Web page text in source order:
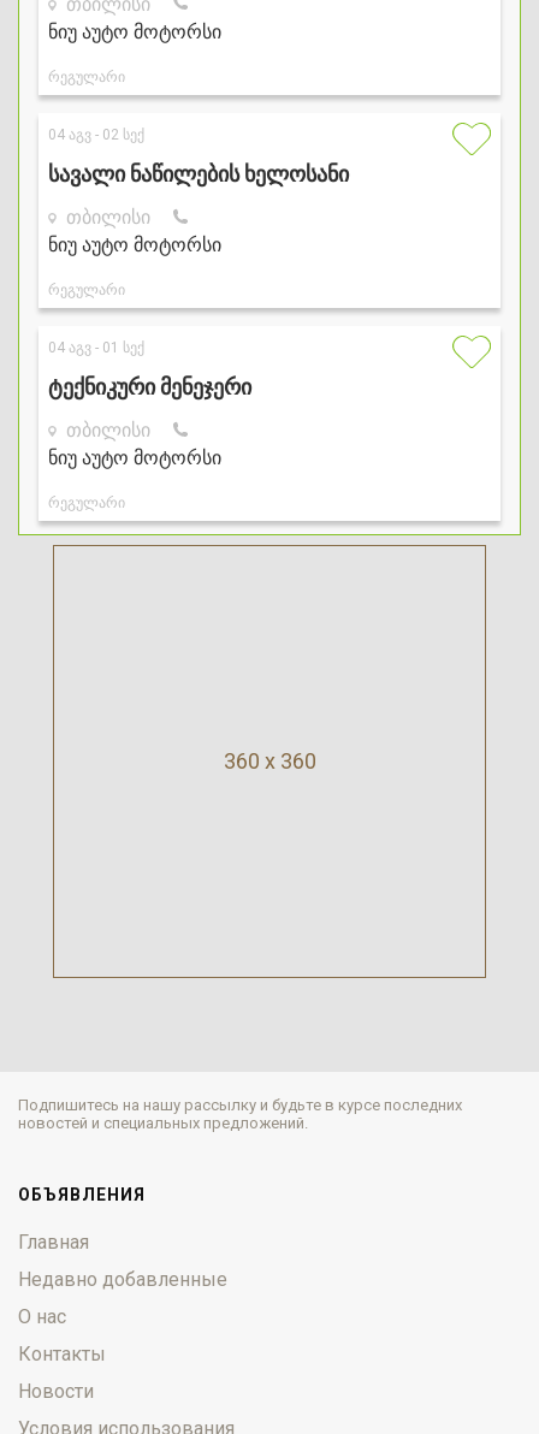
360 x 360
Подпишитесь на нашу рассылку и будьте в курсе последних
новостей и специальных предложений.
ОБЪЯВЛЕНИЯ
Главная
Недавно добавленные
О нас
Контакты
Новости
Условия использования